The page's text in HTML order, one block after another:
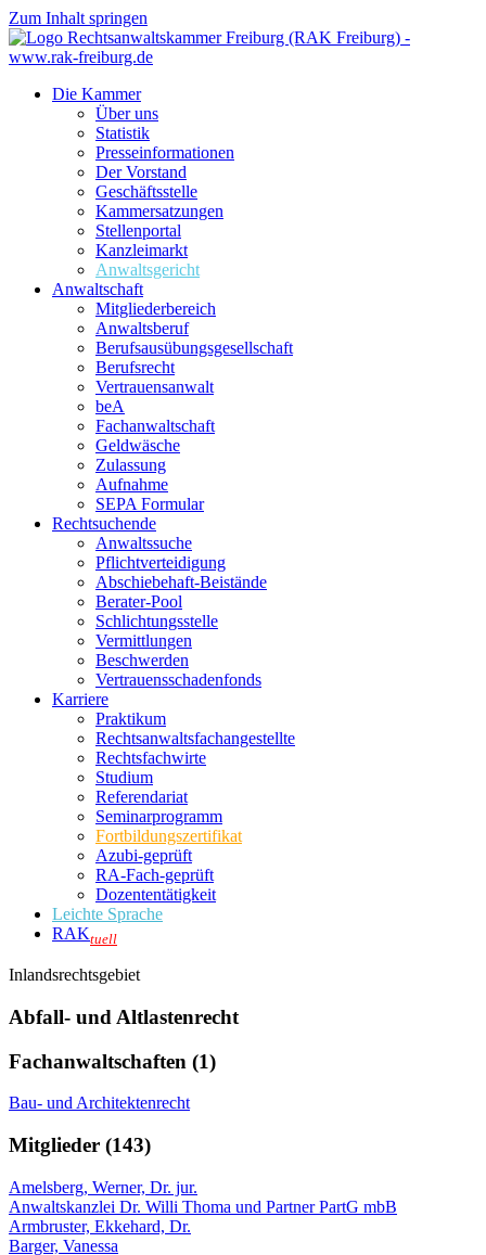
Zum Inhalt springen
Die Kammer
Über uns
Statistik
Presseinformationen
Der Vorstand
Geschäftsstelle
Kammersatzungen
Stellenportal
Kanzleimarkt
Anwaltsgericht
Anwaltschaft
Mitgliederbereich
Anwaltsberuf
Berufsausübungs­gesellschaft
Berufsrecht
Vertrauensanwalt
beA
Fachanwaltschaft
Geldwäsche
Zulassung
Aufnahme
SEPA Formular
Rechtsuchende
Anwaltssuche
Pflichtverteidigung
Abschiebehaft-Beistände
Berater-Pool
Schlichtungsstelle
Vermittlungen
Beschwerden
Vertrauensschadenfonds
Karriere
Praktikum
Rechtsanwalts­fachangestellte
Rechtsfachwirte
Studium
Referendariat
Seminarprogramm
Fortbildungszertifikat
Azubi-geprüft
RA-Fach-geprüft
Dozententätigkeit
Leichte Sprache
RAKtuell
Inlandsrechtsgebiet
Abfall- und Altlastenrecht
Fachanwaltschaften (1)
Bau- und Architektenrecht
Mitglieder (143)
Amelsberg, Werner, Dr. jur.
Anwaltskanzlei Dr. Willi Thoma und Partner PartG mbB
Armbruster, Ekkehard, Dr.
Barger, Vanessa